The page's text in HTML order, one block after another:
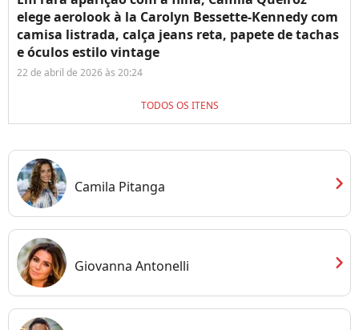
elege aerolook à la Carolyn Bessette-Kennedy com
camisa listrada, calça jeans reta, papete de tachas
e óculos estilo vintage
22 de abril de 2026 às 20:24
TODOS OS ITENS
Camila Pitanga chevron_right
Giovanna Antonelli chevron_right